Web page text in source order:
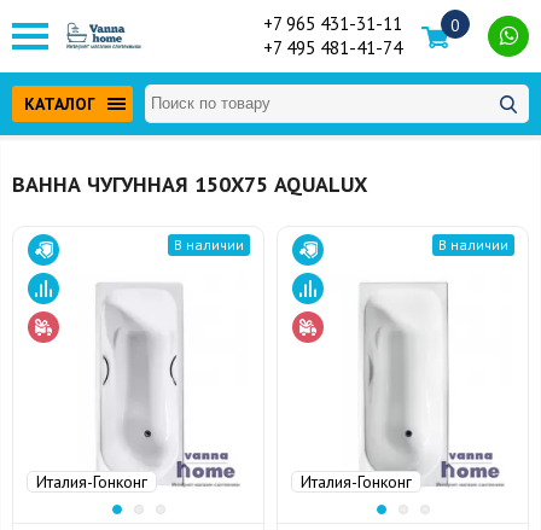
+7 965 431-31-11
+7 495 481-41-74
0
КАТАЛОГ
ВАННА ЧУГУННАЯ 150Х75 AQUALUX
Италия-Гонконг
В наличии
Италия-Гонконг
В наличии